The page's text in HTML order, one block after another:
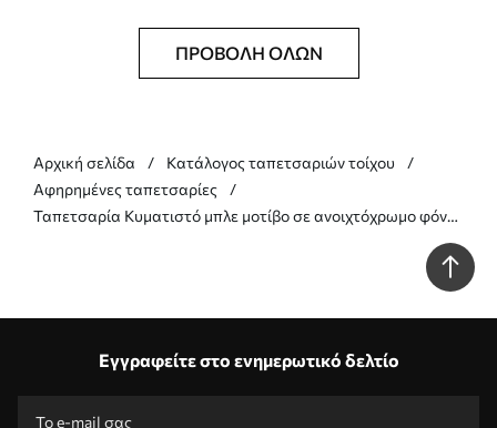
ΠΡΟΒΟΛΉ ΌΛΩΝ
Αρχική σελίδα
Κατάλογος ταπετσαριών τοίχου
Αφηρημένες ταπετσαρίες
Ταπετσαρία Κυματιστό μπλε μοτίβο σε ανοιχτόχρωμο φόντο
Εγγραφείτε στο ενημερωτικό δελτίο